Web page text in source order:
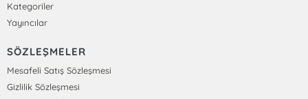
Kategoriler
Yayıncılar
SÖZLEŞMELER
Mesafeli Satış Sözleşmesi
Gizlilik Sözleşmesi